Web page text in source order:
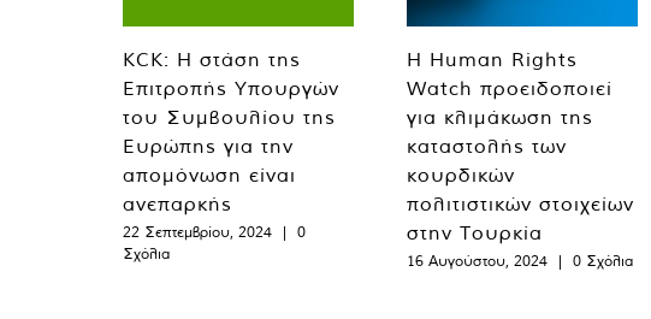
KCK: Η στάση της
Επιτροπής Υπουργών
του Συμβουλίου της
Ευρώπης για την
απομόνωση είναι
ανεπαρκής
22 Σεπτεμβρίου, 2024 |
0
Σχόλια
Η Human Rights
Watch προειδοποιεί
για κλιμάκωση της
καταστολής των
κουρδικών
πολιτιστικών στοιχείων
στην Τουρκία
16 Αυγούστου, 2024 | 0 Σχόλια